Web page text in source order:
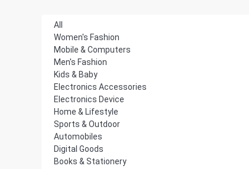
All
Women's Fashion
Mobile & Computers
Men's Fashion
Kids & Baby
Electronics Accessories
Electronics Device
Home & Lifestyle
Sports & Outdoor
Automobiles
Digital Goods
Books & Stationery